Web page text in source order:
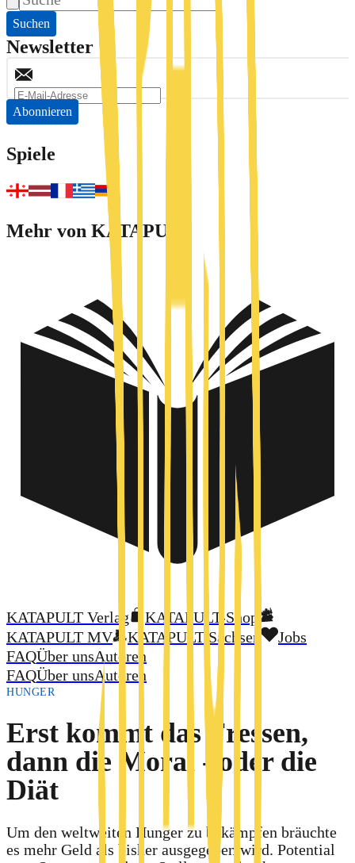
Suchen
Newsletter
Abonnieren
Spiele
Mehr von KATAPULT
KATAPULT Verlag
KATAPULT-Shop
KATAPULT MV
KATAPULT Sachsen
Jobs
FAQÜber unsAutoren
FAQÜber unsAutoren
HUNGER
Erst kommt das Fressen,
dann die Moral - oder die
Diät
Um den weltweiten Hunger zu bekämpfen bräuchte
es mehr Geld als bisher ausgegeben wird. Potential